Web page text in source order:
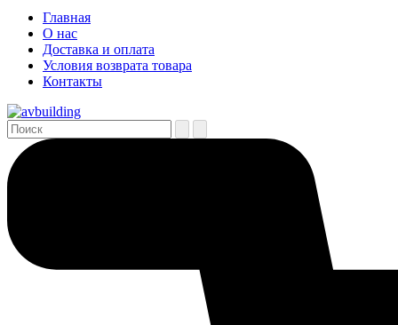
Главная
О нас
Доставка и оплата
Условия возврата товара
Контакты